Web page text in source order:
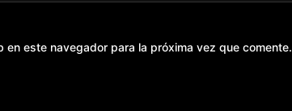
este navegador para la próxima vez que comente.